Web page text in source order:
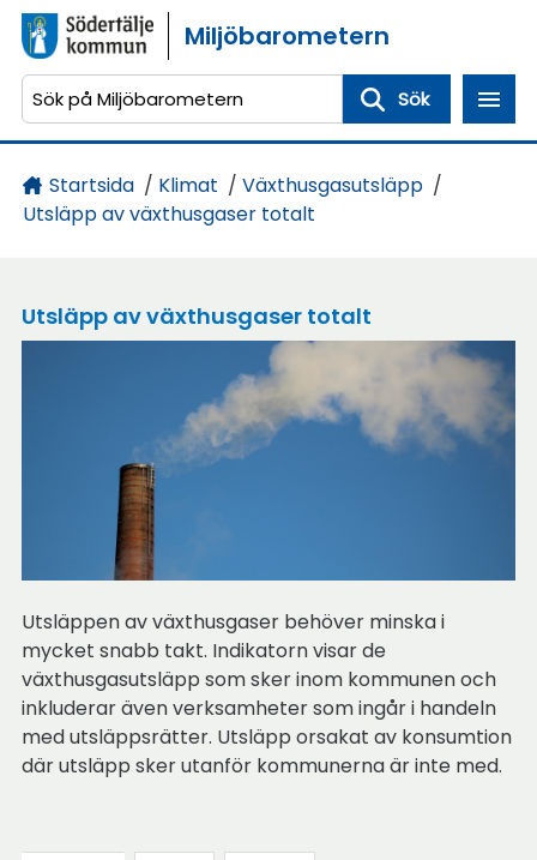
Gå direkt till sidans innehåll
Miljöbarometern
Sök
Startsida / Klimat / Växthusgasutsläpp /
Utsläpp av växthusgaser totalt
Utsläpp av växthusgaser totalt
Utsläppen av växthusgaser behöver minska i
mycket snabb takt. Indikatorn visar de
växthusgasutsläpp som sker inom kommunen och
inkluderar även verksamheter som ingår i handeln
med utsläppsrätter. Utsläpp orsakat av konsumtion
där utsläpp sker utanför kommunerna är inte med.